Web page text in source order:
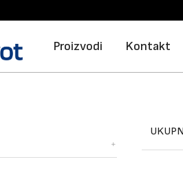
Proizvodi Kontakt